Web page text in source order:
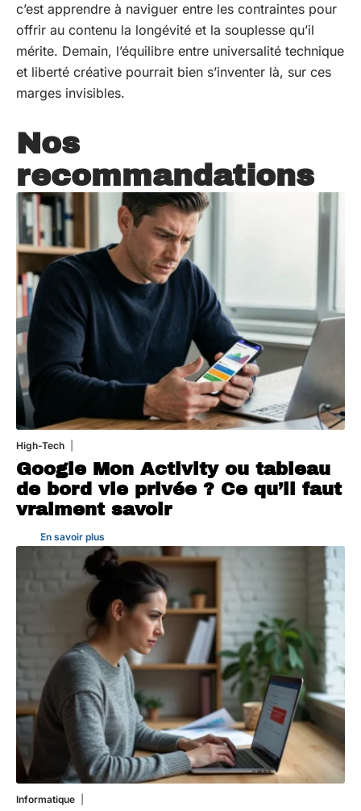
c’est apprendre à naviguer entre les contraintes pour
offrir au contenu la longévité et la souplesse qu’il
mérite. Demain, l’équilibre entre universalité technique
et liberté créative pourrait bien s’inventer là, sur ces
marges invisibles.
Nos
recommandations
High-Tech
Google Mon Activity ou tableau
de bord vie privée ? Ce qu’il faut
vraiment savoir
En savoir plus
Informatique